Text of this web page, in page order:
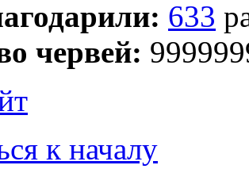
633
червей:
к началу